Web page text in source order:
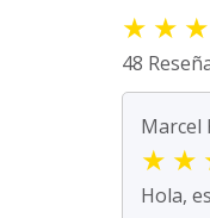
★ ★ ★
48
Marcel
★ ★
Hola,